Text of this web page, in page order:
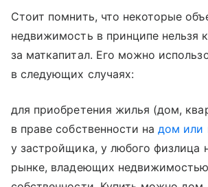
Стоит помнить, что некоторые
недвижимость в принципе нельзя
за маткапитал. Его можно
в следующих случаях:
для приобретения жилья (дом,
в праве собственности надом или
у застройщика, у любого физлица
рынке, владеющих